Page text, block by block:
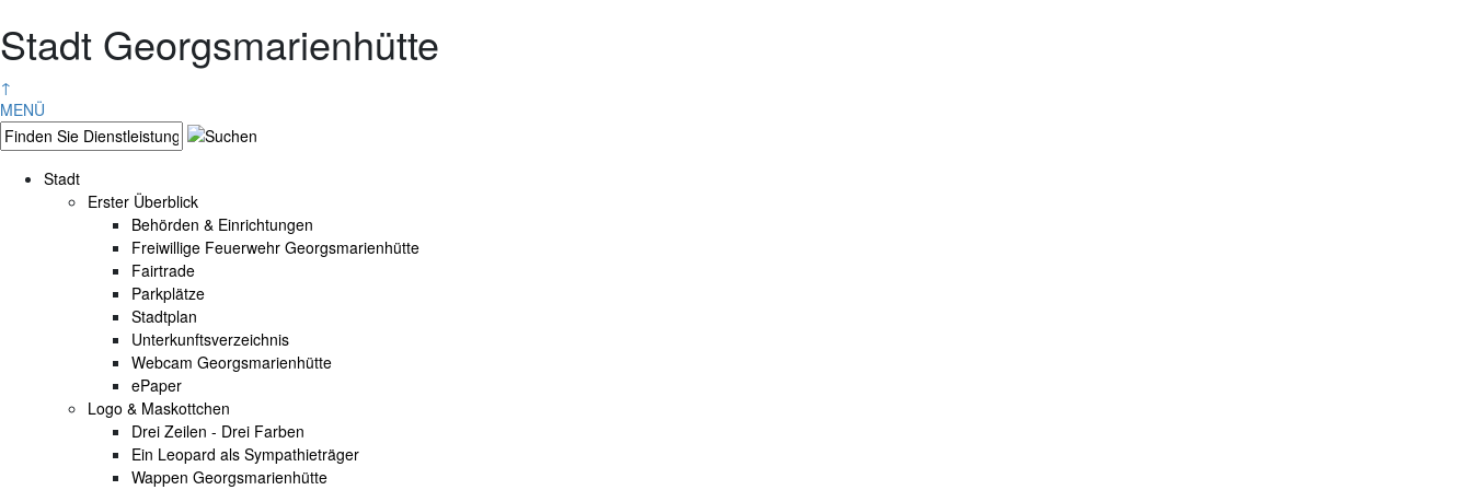
Stadt Georgsmarienhütte
↑
MENÜ
Stadt
Erster Überblick
Behörden & Einrichtungen
Freiwillige Feuerwehr Georgsmarienhütte
Fairtrade
Parkplätze
Stadtplan
Unterkunftsverzeichnis
Webcam Georgsmarienhütte
ePaper
Logo & Maskottchen
Drei Zeilen - Drei Farben
Ein Leopard als Sympathieträger
Wappen Georgsmarienhütte